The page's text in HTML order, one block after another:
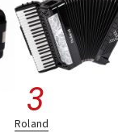
Roland